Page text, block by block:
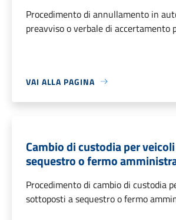
Procedimento di annullamento in
preavviso o verbale di accertamento
VAI ALLA PAGINA
Cambio di custodia per
sequestro o fermo
Procedimento di cambio di custodia
sottoposti a sequestro o fermo